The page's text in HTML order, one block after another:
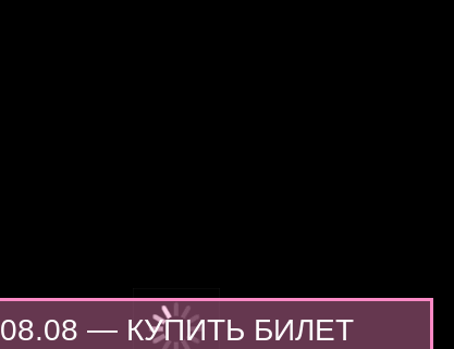
08.08 — КУПИТЬ БИЛЕТ